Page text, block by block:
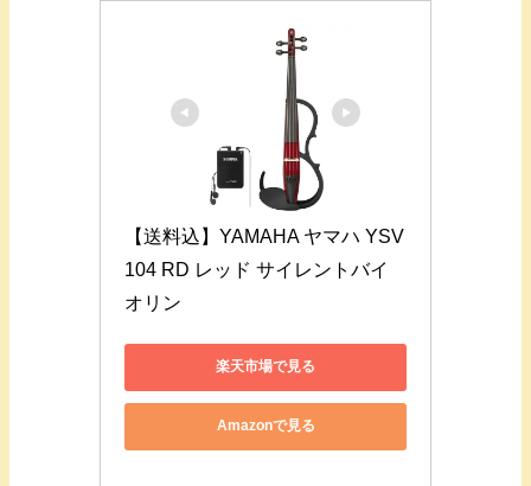
【送料込】YAMAHA ヤマハ YSV
104 RD レッド サイレントバイ
オリン
楽天市場で見る
Amazonで見る